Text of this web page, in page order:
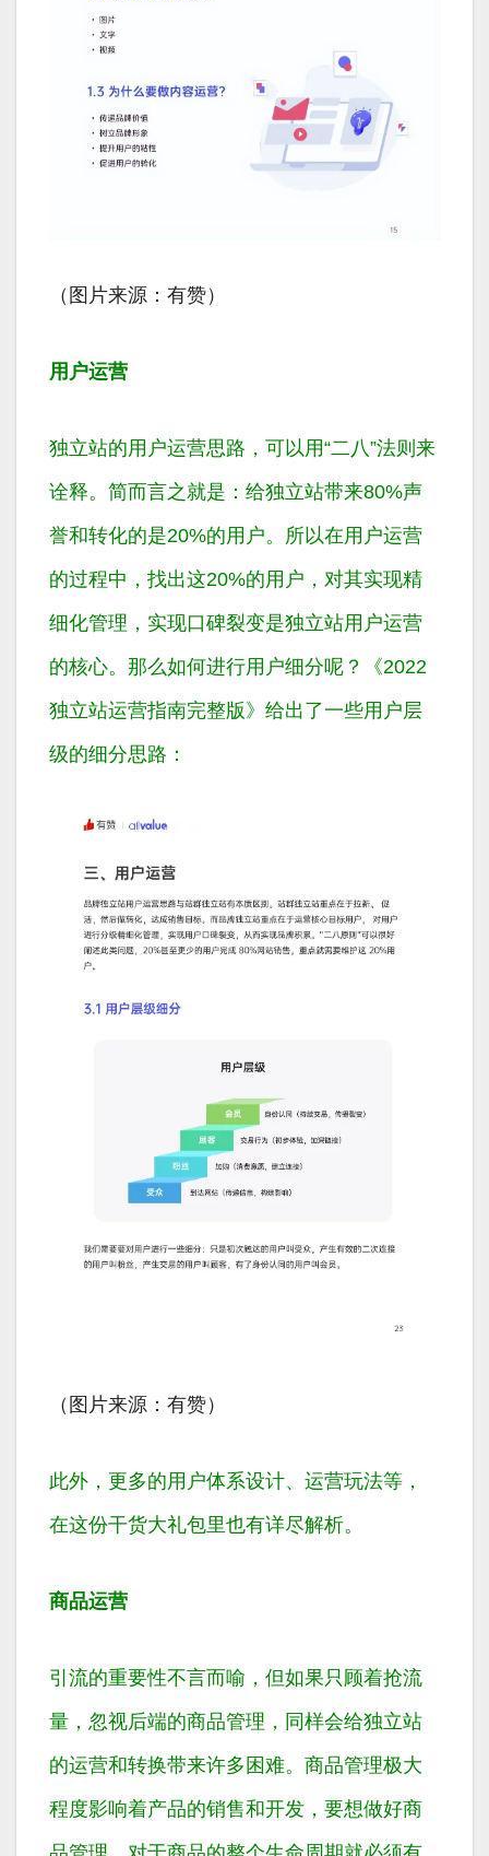
（图片来源：有赞）
用户运营
独立站的用户运营思路，可以用“二八”法则来
诠释。简而言之就是：给独立站带来80%声
誉和转化的是20%的用户。所以在用户运营
的过程中，找出这20%的用户，对其实现精
细化管理，实现口碑裂变是独立站用户运营
的核心。那么如何进行用户细分呢？《2022
独立站运营指南完整版》给出了一些用户层
级的细分思路：
（图片来源：有赞）
此外，更多的用户体系设计、运营玩法等，
在这份干货大礼包里也有详尽解析。
商品运营
引流的重要性不言而喻，但如果只顾着抢流
量，忽视后端的商品管理，同样会给独立站
的运营和转换带来许多困难。商品管理极大
程度影响着产品的销售和开发，要想做好商